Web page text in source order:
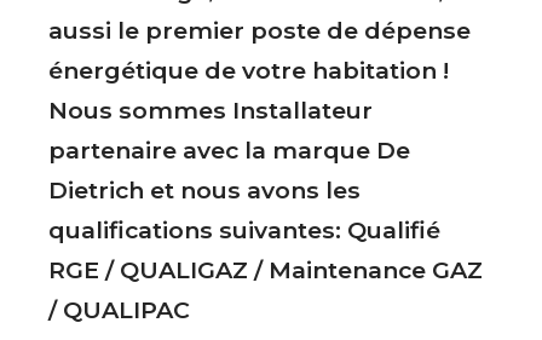
aussi le premier poste de dépense
énergétique de votre habitation !
Nous sommes Installateur
partenaire avec la marque De
Dietrich et nous avons les
qualifications suivantes: Qualifié
RGE / QUALIGAZ / Maintenance GAZ
/ QUALIPAC